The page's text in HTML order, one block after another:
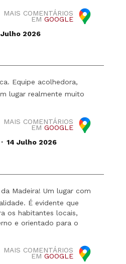
MAIS COMENTÁRIOS
EM GOOGLE
Julho 2026
Equipe acolhedora,
lugar realmente muito
MAIS COMENTÁRIOS
EM GOOGLE
. 14 Julho 2026
Madeira! Um lugar com
É evidente que
os habitantes locais,
e orientado para o
MAIS COMENTÁRIOS
EM GOOGLE